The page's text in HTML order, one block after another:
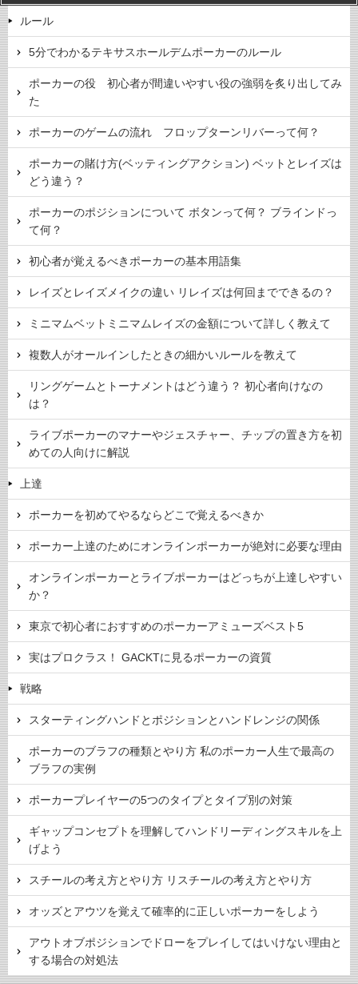
ルール
5分でわかるテキサスホールデムポーカーのルール
ポーカーの役 初心者が間違いやすい役の強弱を炙り出してみ
た
ポーカーのゲームの流れ フロップターンリバーって何？
ポーカーの賭け方(ベッティングアクション) ベットとレイズは
どう違う？
ポーカーのポジションについて ボタンって何？ ブラインドっ
て何？
初心者が覚えるべきポーカーの基本用語集
レイズとレイズメイクの違い リレイズは何回までできるの？
ミニマムベットミニマムレイズの金額について詳しく教えて
複数人がオールインしたときの細かいルールを教えて
リングゲームとトーナメントはどう違う？ 初心者向けなの
は？
ライブポーカーのマナーやジェスチャー、チップの置き方を初
めての人向けに解説
上達
ポーカーを初めてやるならどこで覚えるべきか
ポーカー上達のためにオンラインポーカーが絶対に必要な理由
オンラインポーカーとライブポーカーはどっちが上達しやすい
か？
東京で初心者におすすめのポーカーアミューズベスト5
実はプロクラス！ GACKTに見るポーカーの資質
戦略
スターティングハンドとポジションとハンドレンジの関係
ポーカーのブラフの種類とやり方 私のポーカー人生で最高の
ブラフの実例
ポーカープレイヤーの5つのタイプとタイプ別の対策
ギャップコンセプトを理解してハンドリーディングスキルを上
げよう
スチールの考え方とやり方 リスチールの考え方とやり方
オッズとアウツを覚えて確率的に正しいポーカーをしよう
アウトオブポジションでドローをプレイしてはいけない理由と
する場合の対処法